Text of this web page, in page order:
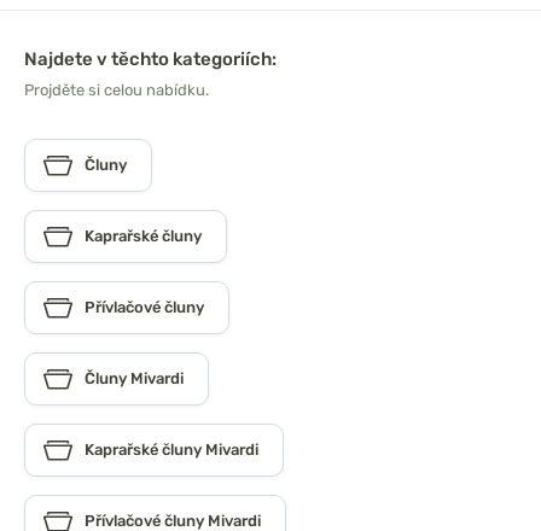
Najdete v těchto kategoriích:
Projděte si celou nabídku.
Čluny
Kaprařské čluny
Přívlačové čluny
Čluny Mivardi
Kaprařské čluny Mivardi
Přívlačové čluny Mivardi